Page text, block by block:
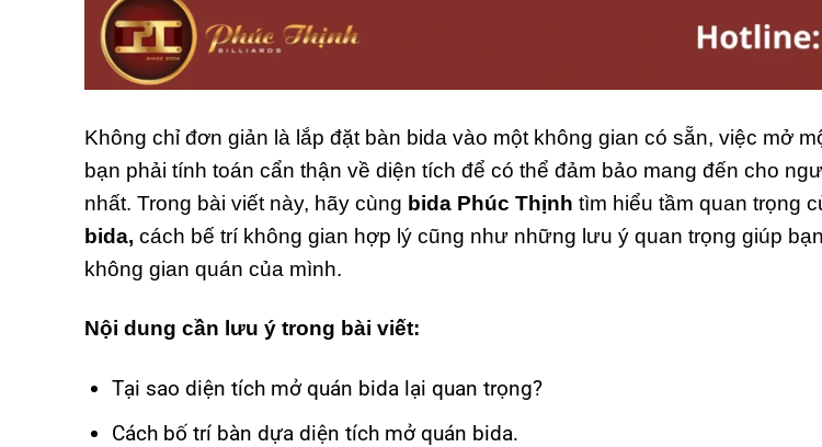
Không chỉ đơn giản là lắp đặt bàn bida vào một không gian có sẵn, việc mở
bạn phải tính toán cẩn thận về diện tích để có thể đảm bảo mang đến cho
nhất. Trong bài viết này, hãy cùng bida Phúc Thịnh tìm hiểu tầm quan trọng
bida, cách bế trí không gian hợp lý cũng như những lưu ý quan trọng giúp
không gian quán của mình.
Nội dung cần lưu ý trong bài viết:
Tại sao diện tích mở quán bida lại quan trọng?
Cách bố trí bàn dựa diện tích mở quán bida.